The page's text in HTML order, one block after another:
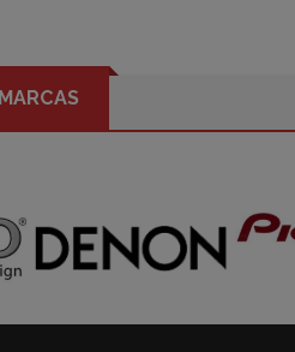
MARCAS